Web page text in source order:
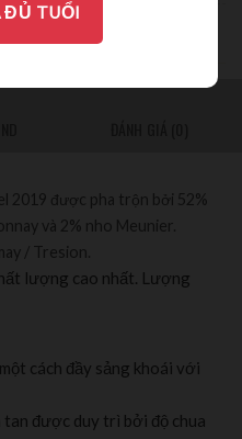
2019 được pha trộn bởi 52%
và 2% nho Meunier.
/ Tresion.
lượng cao nhất. Lượng
cách đầy sảng khoái với
tan được duy trì bởi độ chua
ĐỦ TUỔI